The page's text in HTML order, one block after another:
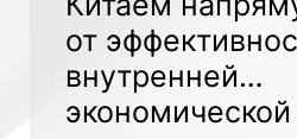
от
внутренней